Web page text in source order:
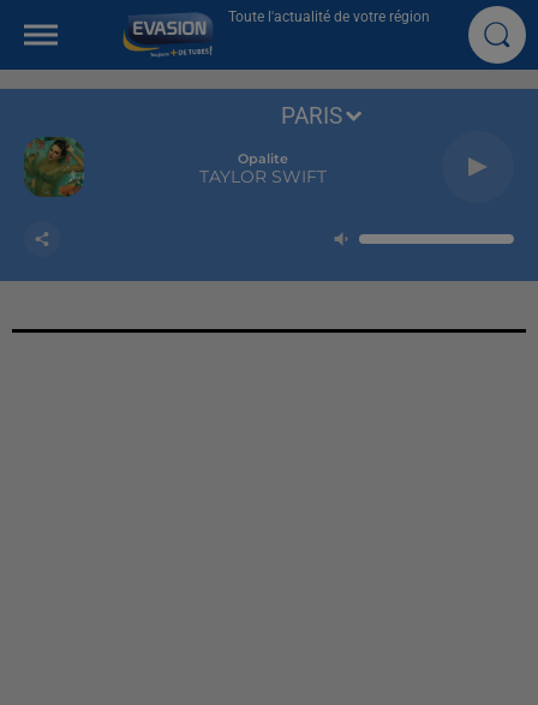
Toute l'actualité de votre région
Opalite
TAYLOR SWIFT
PARIS